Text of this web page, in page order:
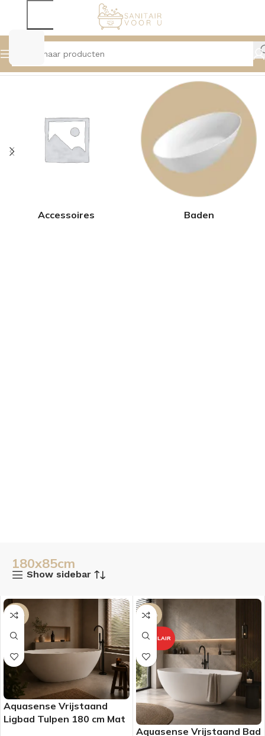
Home Product Maat 180x85cm
Accessoires Baden
180x85cm
Show sidebar
-45%
Aquasense Vrijstaand
Ligbad Tulpen 180 cm Mat
-44%
POPULAIR
Aquasense Vrijstaand Bad